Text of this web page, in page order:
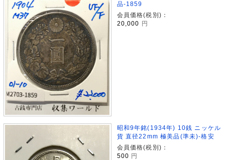
品-1859
会員価格(税別)：
20,000
円
昭和9年銘(1934年) 10銭 ニッケル
貨 直径22mm 極美品(準未)-格安
会員価格(税別)：
500 円